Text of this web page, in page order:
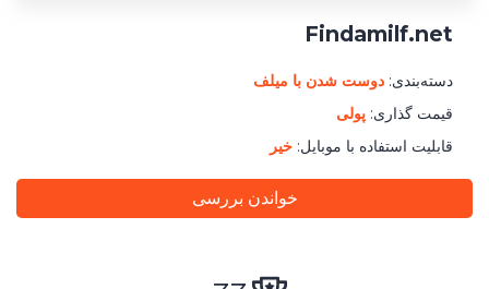
شریک
برای
حداقل هزینه پرداختی
Findamilf.net
دسته‌بندی: دوست شدن با میلف
قیمت گذاری: پولی
قابلیت استفاده با موبایل: خیر
خواندن بررسی